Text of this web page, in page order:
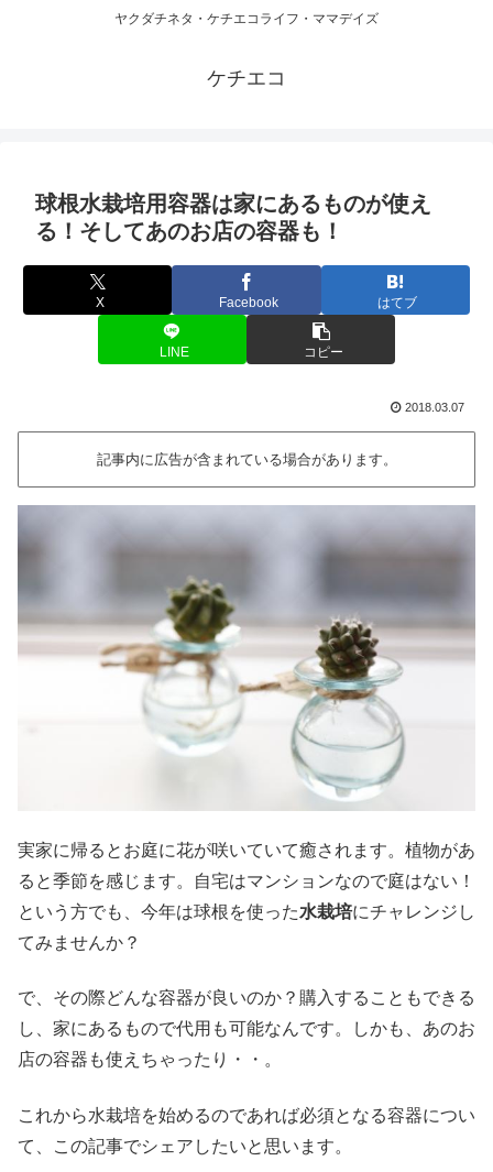
ヤクダチネタ・ケチエコライフ・ママデイズ
ケチエコ
球根水栽培用容器は家にあるものが使え
る！そしてあのお店の容器も！
X Facebook はてブ
LINE コピー
2018.03.07
記事内に広告が含まれている場合があります。
実家に帰るとお庭に花が咲いていて癒されます。植物があ
ると季節を感じます。自宅はマンションなので庭はない！
という方でも、今年は球根を使った水栽培にチャレンジし
てみませんか？
で、その際どんな容器が良いのか？購入することもできる
し、家にあるもので代用も可能なんです。しかも、あのお
店の容器も使えちゃったり・・。
これから水栽培を始めるのであれば必須となる容器につい
て、この記事でシェアしたいと思います。